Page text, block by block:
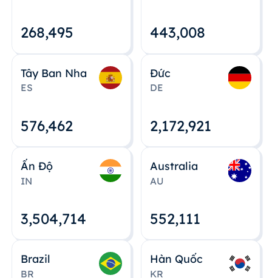
268,495 443,008
Tây Ban Nha
ES
576,463
Đức
DE
2,172,922
Ấn Độ
IN
3,504,715
Australia
AU
552,112
Brazil
BR
Hàn Quốc
KR